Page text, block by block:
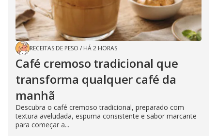
RECEITAS DE PESO / HÁ 2 HORAS
Café cremoso tradicional que
transforma qualquer café da
manhã
Descubra o café cremoso tradicional, preparado com
textura aveludada, espuma consistente e sabor marcante
para começar a...